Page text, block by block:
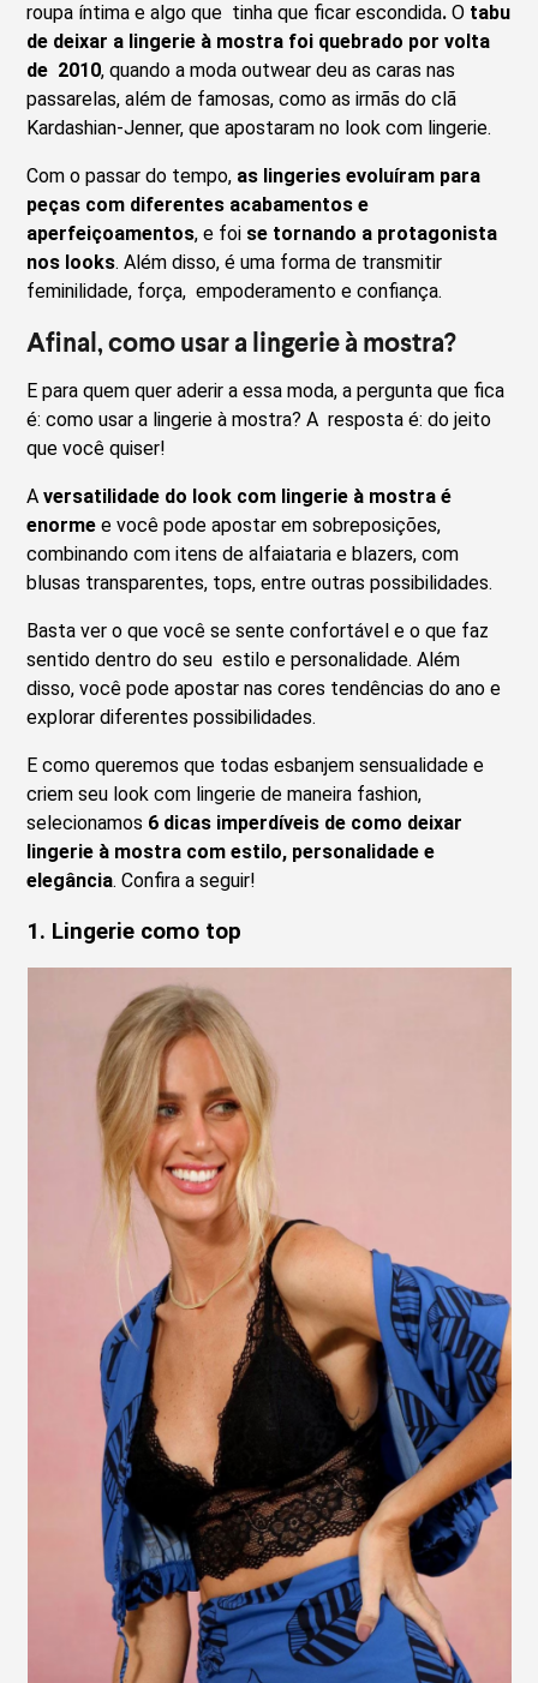
roupa íntima e algo que tinha que ficar escondida. O tabu
de deixar a lingerie à mostra foi quebrado por volta
de 2010, quando a moda outwear deu as caras nas
passarelas, além de famosas, como as irmãs do clã
Kardashian-Jenner, que apostaram no look com lingerie.
Com o passar do tempo, as lingeries evoluíram para
peças com diferentes acabamentos e
aperfeiçoamentos, e foi se tornando a protagonista
nos looks. Além disso, é uma forma de transmitir
feminilidade, força, empoderamento e confiança.
Afinal, como usar a lingerie à mostra?
E para quem quer aderir a essa moda, a pergunta que fica
é: como usar a lingerie à mostra? A resposta é: do jeito
que você quiser!
Aversatilidade do look com lingerie à mostra é
enorme e você pode apostar em sobreposições,
combinando com itens de alfaiataria e blazers, com
blusas transparentes, tops, entre outras possibilidades.
Basta ver o que você se sente confortável e o que faz
sentido dentro do seu estilo e personalidade. Além
disso, você pode apostar nas cores tendências do ano e
explorar diferentes possibilidades.
E como queremos que todas esbanjem sensualidade e
criem seu look com lingerie de maneira fashion,
selecionamos 6 dicas imperdíveis de como deixar
lingerie à mostra com estilo, personalidade e
elegância. Confira a seguir!
1. Lingerie como top